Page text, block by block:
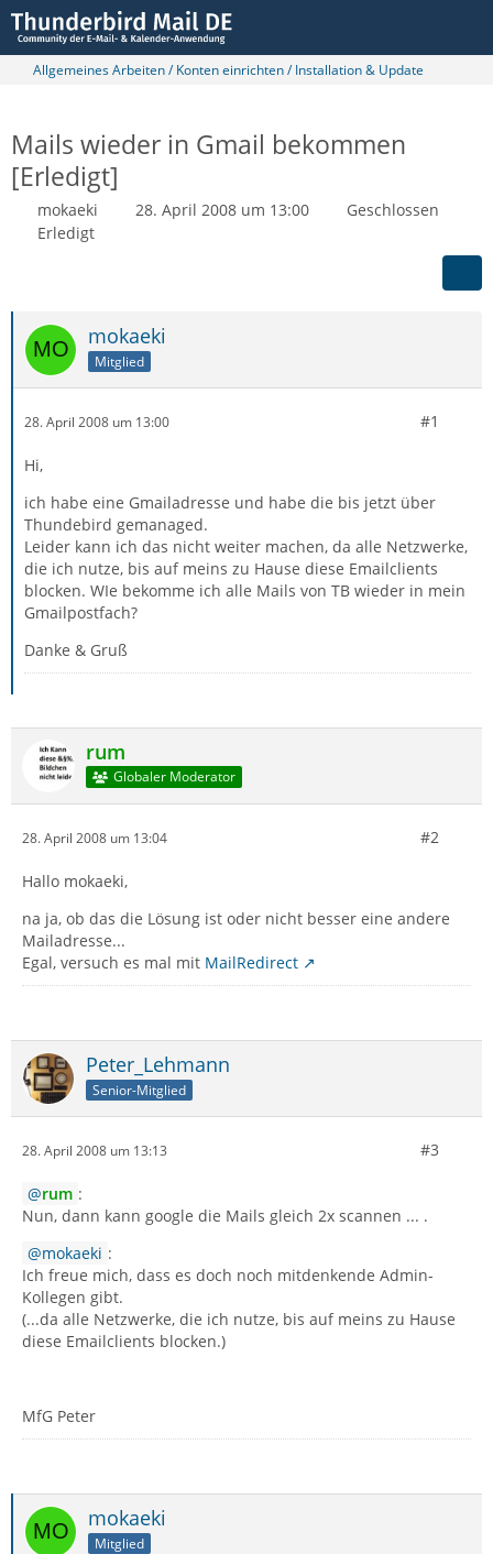
Allgemeines Arbeiten / Konten einrichten / Installation & Update
Mails wieder in Gmail bekommen
[Erledigt]
mokaeki 28. April 2008 um 13:00
Geschlossen
Erledigt
mokaeki
Mitglied
28. April 2008 um 13:00 #1
Hi,
ich habe eine Gmailadresse und habe die bis jetzt über
Thundebird gemanaged.
Leider kann ich das nicht weiter machen, da alle Netzwerke,
die ich nutze, bis auf meins zu Hause diese Emailclients
blocken. WIe bekomme ich alle Mails von TB wieder in mein
Gmailpostfach?
Danke & Gruß
rum
Globaler Moderator
28. April 2008 um 13:04 #2
Hallo mokaeki,
na ja, ob das die Lösung ist oder nicht besser eine andere
Mailadresse...
Egal, versuch es mal mit MailRedirect
Peter_Lehmann
Senior-Mitglied
28. April 2008 um 13:13 #3
rum :
Nun, dann kann google die Mails gleich 2x scannen ... .
mokaeki :
Ich freue mich, dass es doch noch mitdenkende Admin-
Kollegen gibt.
(...da alle Netzwerke, die ich nutze, bis auf meins zu Hause
diese Emailclients blocken.)
MfG Peter
mokaeki
Mitglied